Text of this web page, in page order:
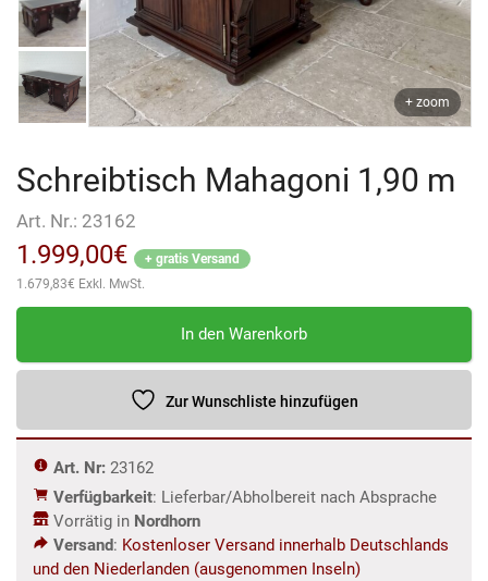
+ zoom
Schreibtisch Mahagoni 1,90 m
Art. Nr.: 23162
1.999,00€
+ gratis Versand
1.679,83€ Exkl. MwSt.
Schreibtisch
1,90
Menge
In den Warenkorb
Zur Wunschliste hinzufügen
Art. Nr: 23162
Verfügbarkeit: Lieferbar/Abholbereit nach Absprache
Vorrätig in Nordhorn
Versand: Kostenloser Versand innerhalb Deutschlands
und den Niederlanden (ausgenommen Inseln)